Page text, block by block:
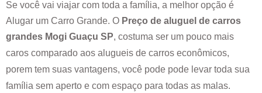
Se você vai viajar com toda a família, a melhor opção é
Alugar um Carro Grande. O Preço de aluguel de carros
grandes Mogi Guaçu SP, costuma ser um pouco mais
caros comparado aos alugueis de carros econômicos,
porem tem suas vantagens, você pode pode levar toda sua
família sem aperto e com espaço para todas as malas.